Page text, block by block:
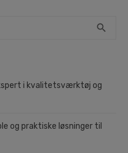
search
i kvalitetsværktøj og
og praktiske løsninger til